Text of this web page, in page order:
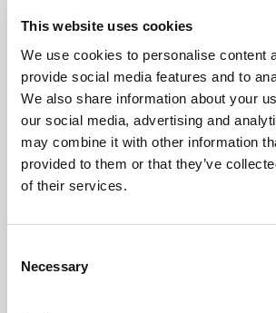
This website uses cookies
We use cookies to personalise content
provide social media features and to
We also share information about your
our social media, advertising and
may combine it with other information
provided to them or that they’ve
of their services.
Selection
Necessary